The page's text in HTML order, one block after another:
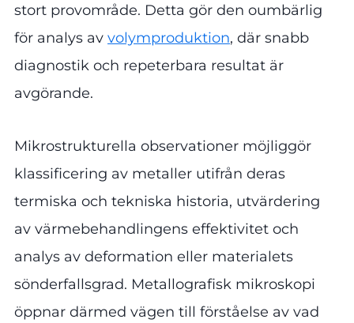
stort provområde. Detta gör den oumbärlig
för analys av volymproduktion, där snabb
diagnostik och repeterbara resultat är
avgörande.
Mikrostrukturella observationer möjliggör
klassificering av metaller utifrån deras
termiska och tekniska historia, utvärdering
av värmebehandlingens effektivitet och
analys av deformation eller materialets
sönderfallsgrad. Metallografisk mikroskopi
öppnar därmed vägen till förståelse av vad